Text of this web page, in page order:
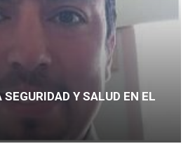
Y SALUD EN EL